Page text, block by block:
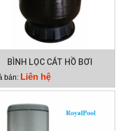
BÌNH LỌC CÁT HỒ BƠI
MINDER M36
bán: Liên hệ